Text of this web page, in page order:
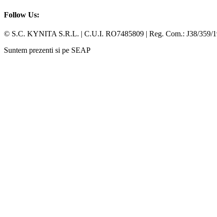
Follow Us:
Facebook
Whatsapp
© S.C. KYNITA S.R.L. | C.U.I. RO7485809 | Reg. Com.: J38/359/
Suntem prezenti si pe SEAP